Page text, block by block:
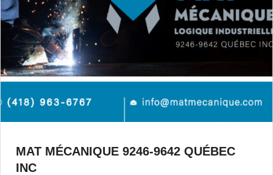
MAT MÉCANIQUE 9246-9642 QUÉBEC
INC